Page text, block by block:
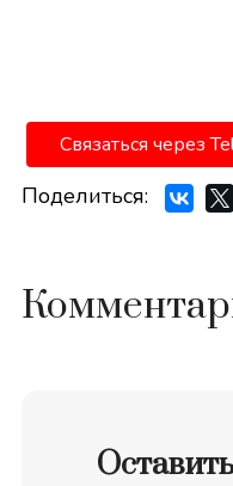
Связаться через
Поделиться: